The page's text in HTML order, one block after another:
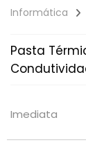
Informática
Pasta
Imediata